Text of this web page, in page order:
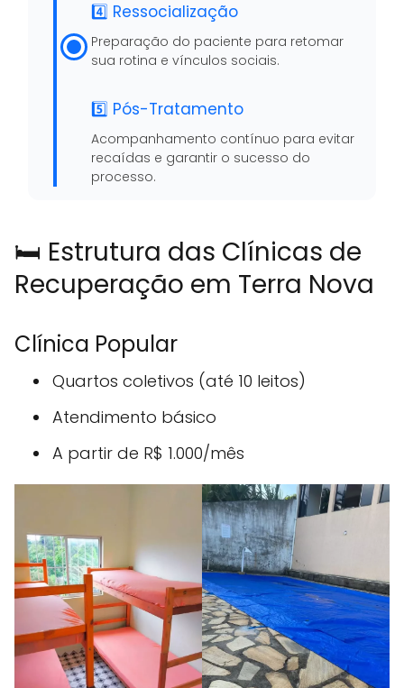
4️⃣ Ressocialização
Preparação do paciente para retomar
sua rotina e vínculos sociais.
5️⃣ Pós-Tratamento
Acompanhamento contínuo para evitar
recaídas e garantir o sucesso do
processo.
🛏️ Estrutura das Clínicas de
Recuperação em Terra Nova
Clínica Popular
Quartos coletivos (até 10 leitos)
Atendimento básico
A partir de R$ 1.000/mês